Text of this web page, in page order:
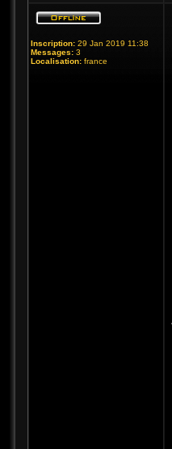
Inscription: 29 Jan 2019 11:38
Messages: 3
Localisation: france